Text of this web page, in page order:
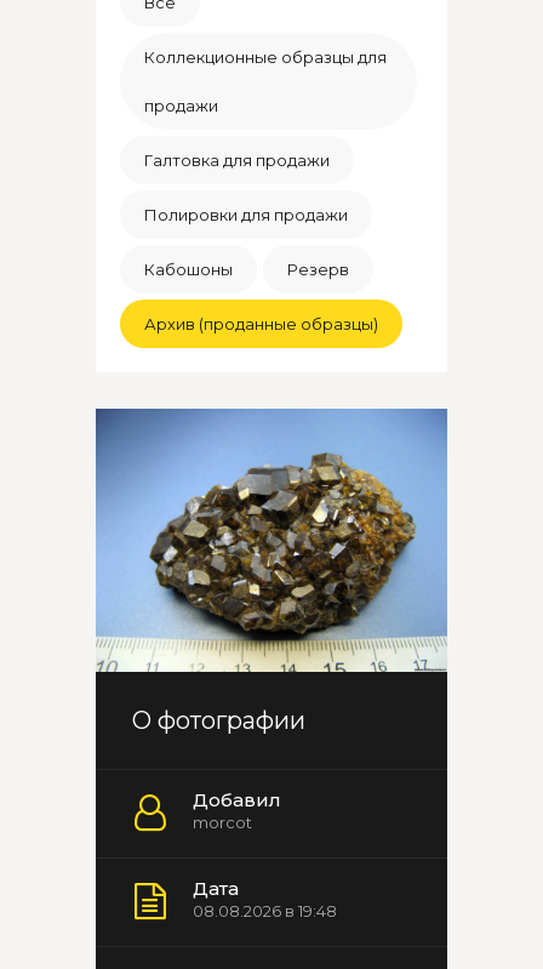
Коллекционные образцы для
продажи
Галтовка для продажи
Полировки для продажи
Кабошоны Резерв
Архив (проданные образцы)
О фотографии
Добавил
morcot
Дата
08.08.2026 в 19:48